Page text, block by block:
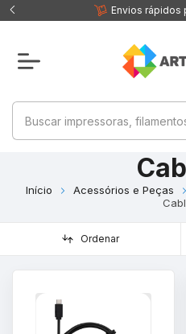
Envios rápidos
Início Acessórios e Peças
Ordenar